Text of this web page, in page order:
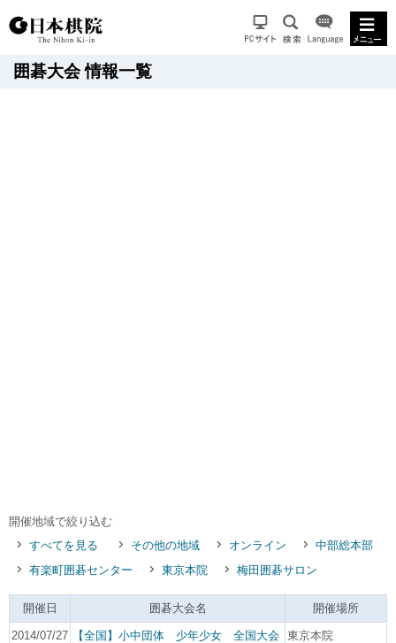
囲碁大会 情報一覧
開催地域で絞り込む
すべてを見る
その他の地域 オンライン
中部総本部
有楽町囲碁センター
東京本院 梅田囲碁サロン
開催日 囲碁大会名 開催場所
2014/07/27
【全国】小中団体 少年少女 全国大会 東京本院